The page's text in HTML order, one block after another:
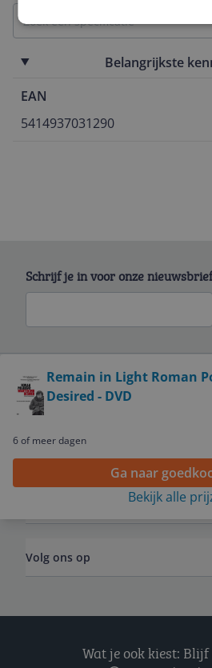
Belangrijkste
EAN
5414937031290
Remain in Light Roman
Desired - DVD
6 of meer dagen
Ga naar
Bekijk alle
Schrijf je in voor onze nieuwsbrief
Service
Algemeen
Volg ons op
Wat je ook kiest: